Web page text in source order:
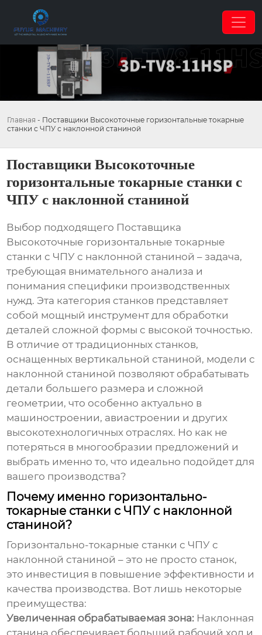
Главная - Поставщики Высокоточные горизонтальные токарные
станки с ЧПУ с наклонной станиной
Поставщики Высокоточные
горизонтальные токарные станки с
ЧПУ с наклонной станиной
Выбор подходящего Поставщика
Высокоточные горизонтальные токарные
станки с ЧПУ с наклонной станиной – задача,
требующая внимательного анализа и
понимания специфики производственных
нужд. Эта категория станков представляет
собой мощный инструмент для обработки
деталей сложной формы с высокой точностью.
В отличие от традиционных станков,
оснащенных вертикальной станиной, модели с
наклонной станиной позволяют обрабатывать
детали большего размера и сложной
геометрии, что особенно актуально в
машиностроении, авиастроении и других
высокотехнологичных отраслях. Но как не
потеряться в многообразии предложений и
выбрать именно то, что идеально подойдет для
вашего производства?
Почему именно горизонтально-
токарные станки с ЧПУ с наклонной
станиной?
Горизонтально-токарные станки с ЧПУ с
наклонной станиной – это не просто станок,
это инвестиция в повышение эффективности и
качества производства. Вот лишь некоторые
преимущества:
Увеличенная обрабатываемая зона: Наклонная